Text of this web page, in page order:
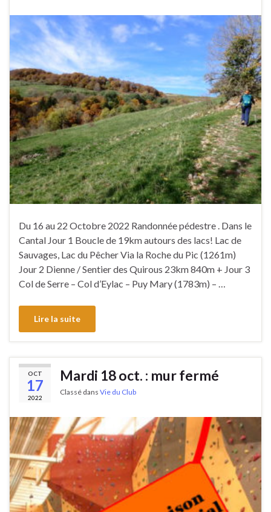
Du 16 au 22 Octobre 2022 Randonnée pédestre . Dans le
Cantal Jour 1 Boucle de 19km autours des lacs! Lac de
Sauvages, Lac du Pêcher Via la Roche du Pic (1261m)
Jour 2 Dienne / Sentier des Quirous 23km 840m + Jour 3
Col de Serre – Col d’Eylac – Puy Mary (1783m) – …
Lire la suite
OCT
17
2022
Mardi 18 oct. : mur fermé
Classé dans Vie du Club